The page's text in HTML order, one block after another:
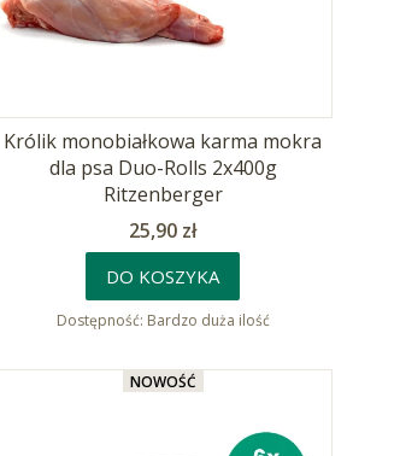
Królik monobiałkowa karma mokra
dla psa Duo-Rolls 2x400g
Ritzenberger
Cena
25,90 zł
DO KOSZYKA
Dostępność: Bardzo duża ilość
NOWOŚĆ